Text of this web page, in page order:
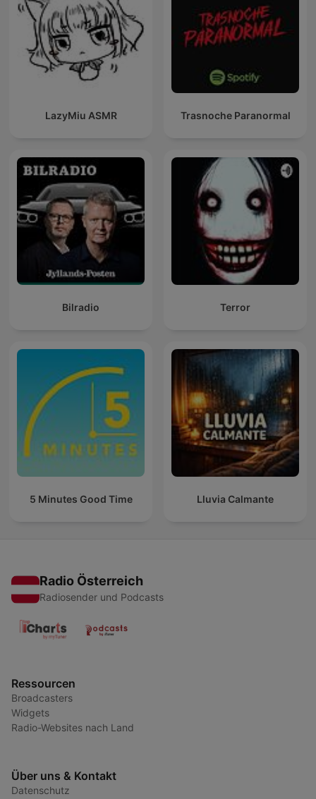
LazyMiu ASMR Trasnoche Paranormal
Bilradio Terror
5 Minutes Good Time Lluvia Calmante
Radio Österreich
Radiosender und Podcasts
Ressourcen
Broadcasters
Widgets
Radio-Websites nach Land
Über uns & Kontakt
Datenschutz